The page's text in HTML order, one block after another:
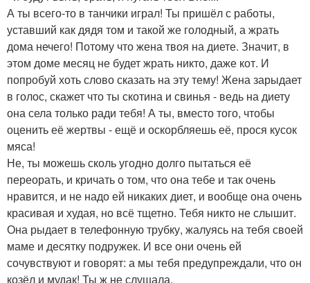
А ты всего-то в танчики играл! Ты пришёл с работы,
уставший как дядя том и такой же голодный, а жрать
дома нечего! Потому что жена твоя на диете. Значит, в
этом доме месяц не будет жрать никто, даже кот. И
попробуй хоть слово сказать на эту тему! Жена зарыдает
в голос, скажет что ты скотина и свинья - ведь на диету
она села только ради тебя! А ты, вместо того, чтобы
оценить её жертвы - ещё и оскорбляешь её, прося кусок
мяса!
Не, ты можешь сколь угодно долго пытаться её
переорать, и кричать о том, что она тебе и так очень
нравится, и не надо ей никаких диет, и вообще она очень
красивая и худая, но всё тщетно. Тебя никто не слышит.
Она рыдает в телефонную трубку, жалуясь на тебя своей
маме и десятку подружек. И все они очень ей
сочувствуют и говорят: а мы тебя предупреждали, что он
козёл и мудак! Ты ж не слушала.